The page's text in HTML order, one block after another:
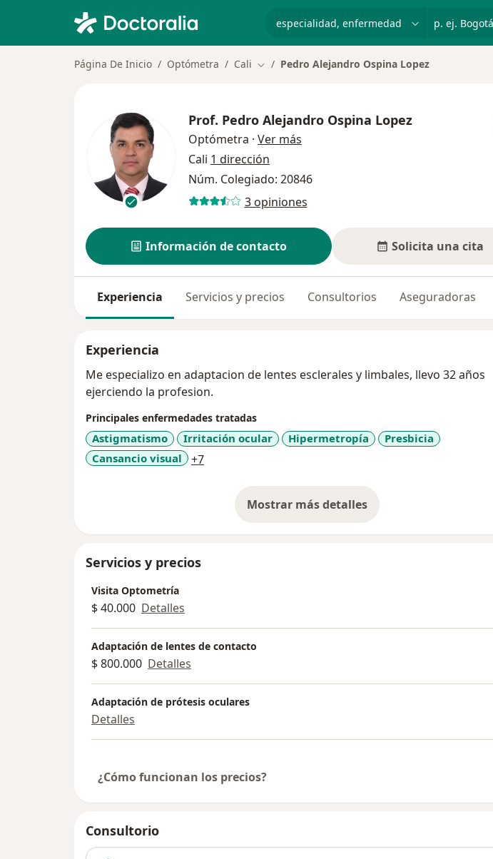
p. ej. Bogotá
Página De Inicio Optómetra Cali Cambiar de ciudad
Pedro Alejandro Ospina Lopez
Prof. Pedro Alejandro Ospina Lopez
Optómetra · Ver más
Cali 1 dirección
Núm. Colegiado: 20846
3 opiniones
Información de contacto Solicita una cita
Experiencia Servicios y precios Consultorios Aseguradoras
Experiencia
Me especializo en adaptacion de lentes esclerales y limbales, llevo 32 años
ejerciendo la profesion.
Principales enfermedades tratadas
Astigmatismo Irritación ocular Hipermetropía
Presbicia
Cansancio visual
+7a11y_sr_more_diseases
Mostrar más detalles
sobre la experiencia
Servicios y precios
Visita Optometría
$ 40.000 Detalles
Adaptación de lentes de contacto
$ 800.000 Detalles
Adaptación de prótesis oculares
Detalles
¿Cómo funcionan los precios?
Consultorio